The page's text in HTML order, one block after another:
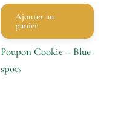
Ajouter au
panier
Poupon Cookie – Blue
spots